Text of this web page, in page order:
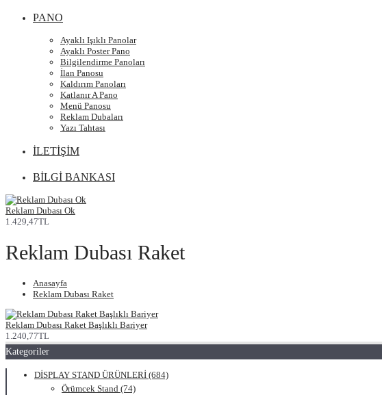
PANO
Ayaklı Işıklı Panolar
Ayaklı Poster Pano
Bilgilendirme Panoları
İlan Panosu
Kaldırım Panoları
Katlanır A Pano
Menü Panosu
Reklam Dubaları
Yazı Tahtası
İLETİŞİM
BİLGİ BANKASI
Reklam Dubası Ok
1.429,47TL
Reklam Dubası Raket
Anasayfa
Reklam Dubası Raket
Reklam Dubası Raket Başlıklı Bariyer
1.240,77TL
Kategoriler
DİSPLAY STAND ÜRÜNLERİ (684)
Örümcek Stand (74)